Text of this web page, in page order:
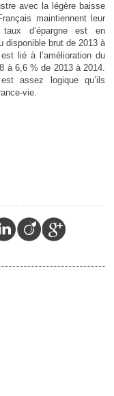
avec la légère baisse
maintiennent leur
d’épargne est en
disponible brut de 2013 à
lié à l’amélioration du
à 6,6 % de 2013 à 2014.
assez logique qu’ils
vie.